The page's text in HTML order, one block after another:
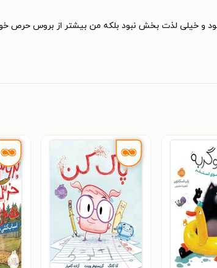
و خیلی لذت بخش نبود بلکه من بیشتر از بروس حرص